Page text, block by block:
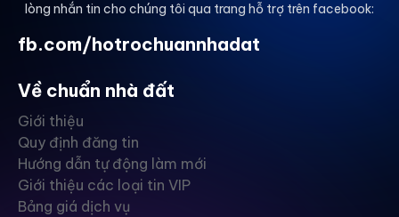
lòng nhắn tin cho chúng tôi qua trang hỗ trợ trên facebook:
fb.com/hotrochuannhadat
Về chuẩn nhà đất
Giới thiệu
Quy định đăng tin
Hướng dẫn tự động làm mới
Giới thiệu các loại tin VIP
Bảng giá dịch vụ